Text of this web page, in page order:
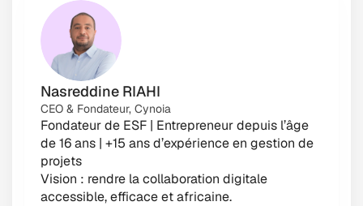
Nasreddine RIAHI
CEO & Fondateur, Cynoia
Fondateur de ESF | Entrepreneur depuis l’âge
de 16 ans | +15 ans d’expérience en gestion de
projets
Vision : rendre la collaboration digitale
accessible, efficace et africaine.